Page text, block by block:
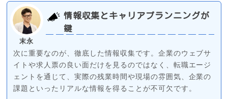
末永
情報収集とキャリアプランニングが
鍵
次に重要なのが、徹底した情報収集です。企業のウェブサ
イトや求人票の良い面だけを見るのではなく、転職エージ
ェントを通じて、実際の残業時間や現場の雰囲気、企業の
課題といったリアルな情報を得ることが不可欠です。